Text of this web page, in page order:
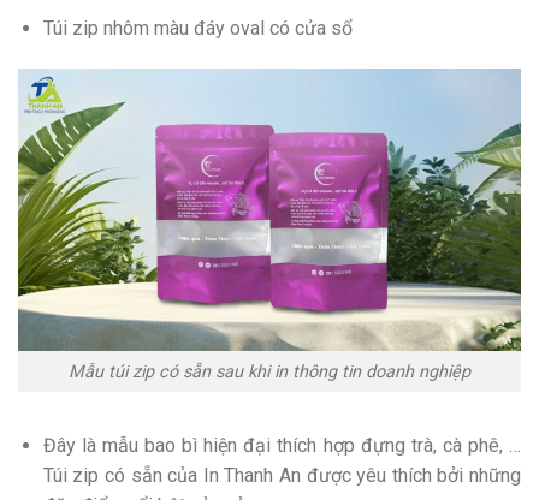
Túi zip nhôm màu đáy oval có cửa sổ
Mẫu túi zip có sẵn sau khi in thông tin doanh nghiệp
Đây là mẫu bao bì hiện đại thích hợp đựng trà, cà phê, …
Túi zip có sẵn của In Thanh An được yêu thích bởi những